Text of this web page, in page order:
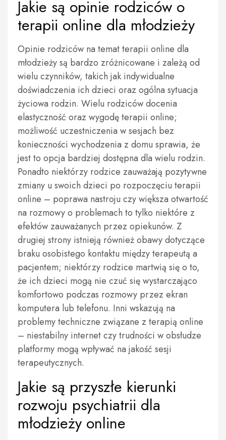
Jakie są opinie rodziców o
terapii online dla młodzieży
Opinie rodziców na temat terapii online dla
młodzieży są bardzo zróżnicowane i zależą od
wielu czynników, takich jak indywidualne
doświadczenia ich dzieci oraz ogólna sytuacja
życiowa rodzin. Wielu rodziców docenia
elastyczność oraz wygodę terapii online;
możliwość uczestniczenia w sesjach bez
konieczności wychodzenia z domu sprawia, że
jest to opcja bardziej dostępna dla wielu rodzin.
Ponadto niektórzy rodzice zauważają pozytywne
zmiany u swoich dzieci po rozpoczęciu terapii
online – poprawa nastroju czy większa otwartość
na rozmowy o problemach to tylko niektóre z
efektów zauważanych przez opiekunów. Z
drugiej strony istnieją również obawy dotyczące
braku osobistego kontaktu między terapeutą a
pacjentem; niektórzy rodzice martwią się o to,
że ich dzieci mogą nie czuć się wystarczająco
komfortowo podczas rozmowy przez ekran
komputera lub telefonu. Inni wskazują na
problemy techniczne związane z terapią online
– niestabilny internet czy trudności w obsłudze
platformy mogą wpływać na jakość sesji
terapeutycznych.
Jakie są przyszłe kierunki
rozwoju psychiatrii dla
młodzieży online